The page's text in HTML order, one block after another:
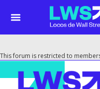
This forum is restricted to